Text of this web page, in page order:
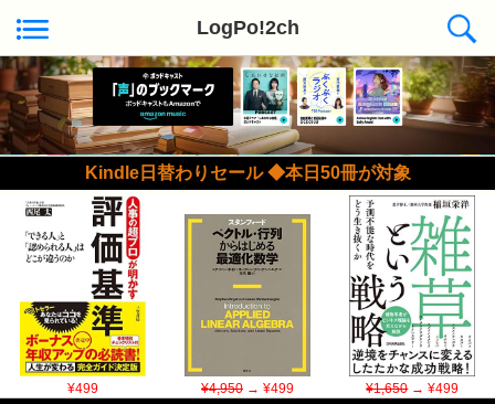
LogPo!2ch
Kindle日替わりセール ◆本日50冊が対象
¥499 ¥4,950→ ¥499 ¥1,650→ ¥499